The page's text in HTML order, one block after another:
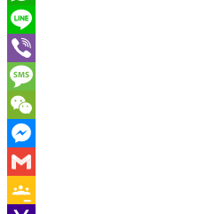
WhatsApp
Line
Viber
Message
WeChat
Messenger
Gmail